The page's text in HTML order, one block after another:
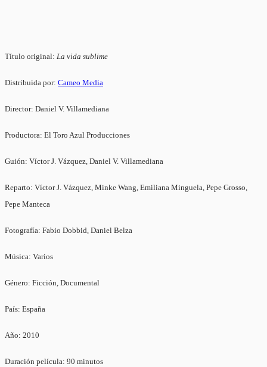
Título original: La vida sublime
Distribuida por: Cameo Media
Director: Daniel V. Villamediana
Productora: El Toro Azul Producciones
Guión: Víctor J. Vázquez, Daniel V. Villamediana
Reparto: Víctor J. Vázquez, Minke Wang, Emiliana Minguela, Pepe Grosso,
Pepe Manteca
Fotografía: Fabio Dobbid, Daniel Belza
Música: Varios
Género: Ficción, Documental
País: España
Año: 2010
Duración película: 90 minutos